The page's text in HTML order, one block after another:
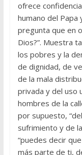
ofrece
humano del Papa
pregunta que en
Dios?”. Muestra
los pobres y la
de dignidad, de
de la mala
privada y del uso
hombres de la
por supuesto,
sufrimiento y de
“puedes decir
más parte de ti,